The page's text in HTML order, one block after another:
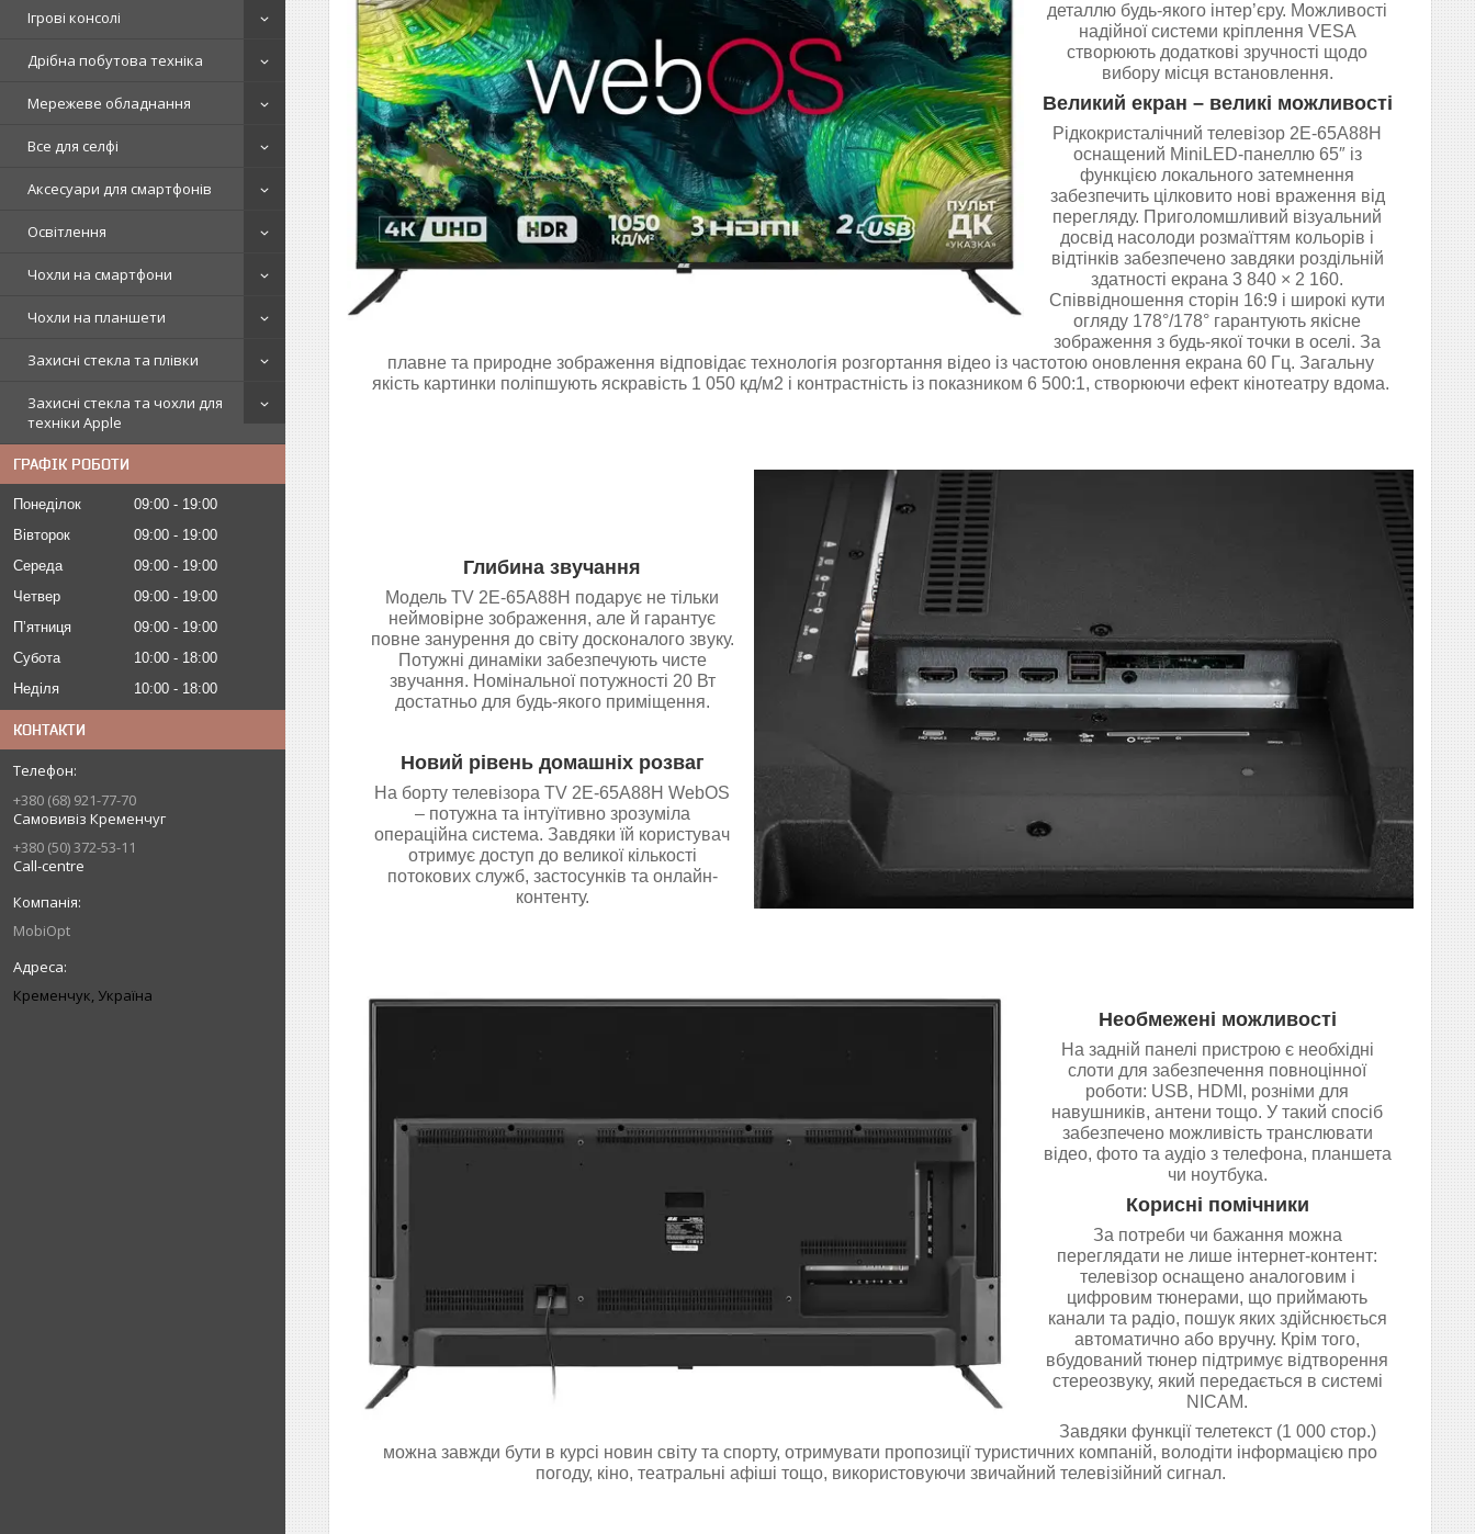
Ігрові консолі
Дрібна побутова техніка
Мережеве обладнання
Все для селфі
Аксесуари для смартфонів
Освітлення
Чохли на смартфони
Чохли на планшети
Захисні стекла та плівки
Захисні стекла та чохли для
техніки Apple
ГРАФІК РОБОТИ
Понеділок 09:00
19:00
Вівторок
09:00
19:00
Середа
09:00
19:00
Четвер
09:00
19:00
Пʼятниця
09:00
19:00
Субота
10:00
18:00
Неділя
10:00 18:00
КОНТАКТИ
+380 (68) 921-77-70
Самовивіз Кременчуг
+380 (50) 372-53-11
Call-centre
MobiOpt
Кременчук, Україна
деталлю будь-якого інтер’єру. Можливості
надійної системи кріплення VESA
створюють додаткові зручності щодо
вибору місця встановлення.
Великий екран – великі можливості
Рідкокристалічний телевізор 2E-65A88H
оснащений MiniLED-панеллю 65″ із
функцією локального затемнення
забезпечить цілковито нові враження від
перегляду. Приголомшливий візуальний
досвід насолоди розмаїттям кольорів і
відтінків забезпечено завдяки роздільній
здатності екрана 3 840 × 2 160.
Співвідношення сторін 16:9 і широкі кути
огляду 178°/178° гарантують якісне
зображення з будь-якої точки в оселі. За
плавне та природне зображення відповідає технологія розгортання відео із частотою оновлення екрана 60 Гц. Загальну
якість картинки поліпшують яскравість 1 050 кд/м2 і контрастність із показником 6 500:1, створюючи ефект кінотеатру вдома.
Глибина звучання
Модель TV 2E-65A88H подарує не тільки
неймовірне зображення, але й гарантує
повне занурення до світу досконалого звуку.
Потужні динаміки забезпечують чисте
звучання. Номінальної потужності 20 Вт
достатньо для будь-якого приміщення.
Новий рівень домашніх розваг
На борту телевізора TV 2E-65A88H WebOS
– потужна та інтуїтивно зрозуміла
операційна система. Завдяки їй користувач
отримує доступ до великої кількості
потокових служб, застосунків та онлайн-
контенту.
Необмежені можливості
На задній панелі пристрою є необхідні
слоти для забезпечення повноцінної
роботи: USB, HDMI, розніми для
навушників, антени тощо. У такий спосіб
забезпечено можливість транслювати
відео, фото та аудіо з телефона, планшета
чи ноутбука.
Корисні помічники
За потреби чи бажання можна
переглядати не лише інтернет-контент:
телевізор оснащено аналоговим і
цифровим тюнерами, що приймають
канали та радіо, пошук яких здійснюється
автоматично або вручну. Крім того,
вбудований тюнер підтримує відтворення
стереозвуку, який передається в системі
NICAM.
Завдяки функції телетекст (1 000 стор.)
можна завжди бути в курсі новин світу та спорту, отримувати пропозиції туристичних компаній, володіти інформацією про
погоду, кіно, театральні афіші тощо, використовуючи звичайний телевізійний сигнал.